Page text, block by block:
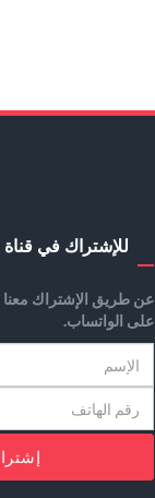
للإشتراك في قناة
عن طريق الإشتراك معنا
على الواتساب.